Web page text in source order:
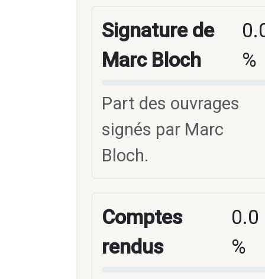
Signature de
Marc Bloch
%
Part des ouvrages
signés par Marc
Bloch.
Comptes
rendus
0.0
%